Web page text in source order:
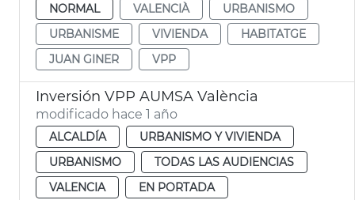
NORMAL
VALENCIÀ
URBANISMO
URBANISME
VIVIENDA
HABITATGE
JUAN GINER
VPP
Inversión VPP AUMSA València
modificado hace 1 año
ALCALDÍA
URBANISMO Y VIVIENDA
URBANISMO
TODAS LAS AUDIENCIAS
VALENCIA
EN PORTADA